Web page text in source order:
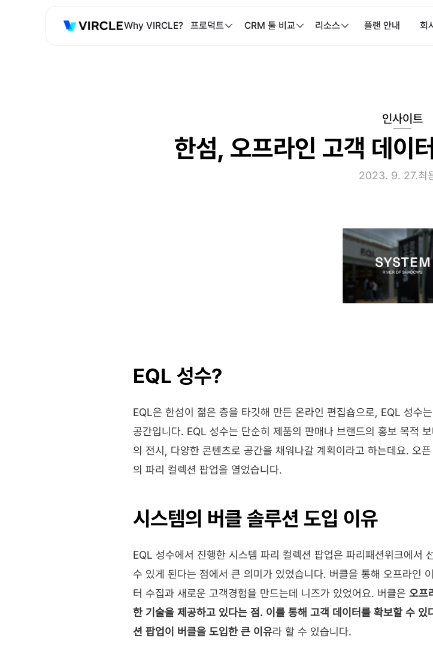
Why VIRCLE? 프로덕트 CRM 툴 비교 리소스 플랜 안내 회
인사이트
한섬, 오프라인 고객 데이
2023. 9. 27.최
EQL 성수?
EQL은 한섬이 젊은 층을 타깃해 만든 온라인 편집숍으로, EQL 성수
공간입니다. EQL 성수는 단순히 제품의 판매나 브랜드의 홍보 목적
의 전시, 다양한 콘텐츠로 공간을 채워나갈 계획이라고 하는데요. 오
의 파리 컬렉션 팝업을 열었습니다.
시스템의 버클 솔루션 도입 이유
EQL 성수에서 진행한 시스템 파리 컬렉션 팝업은 파리패션위크에서
수 있게 된다는 점에서 큰 의미가 있었습니다. 버클을 통해 오프라인
터 수집과 새로운 고객경험을 만드는데 니즈가 있었어요. 버클은 오프
한 기술을 제공하고 있다는 점. 이를 통해 고객 데이터를 확보할 수
션 팝업이 버클을 도입한 큰 이유라 할 수 있습니다.